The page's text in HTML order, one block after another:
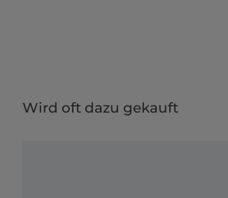
Wird oft dazu gekauft